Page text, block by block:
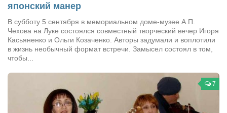
«Винегрет» — демократичный ресторан
«ЧАЙ — КАВА» магазин — кафе
Магазины
«Книголюб» — супермаркет
Багетный двор
МАГАЗИН СТИХОВ НА ЗАКАЗ
японский манер
В субботу 5 сентября в мемориальном доме-музее А.П.
Чехова на Луке состоялся совместный творческий вечер Игоря
Касьяненко и Ольги Козаченко. Авторы задумали и воплотили
в жизнь необычный формат встречи. Замысел состоял в том,
чтобы...
7